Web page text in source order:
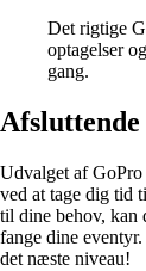
Det rigtige
optagelser
gang.
Udvalget af
ved at tage dig tid
til dine behov, kan
fange dine
det næste niveau!